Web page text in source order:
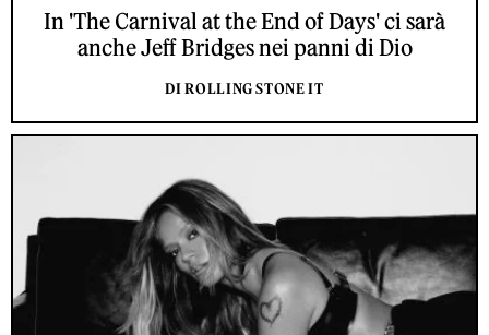
In 'The Carnival at the End of Days' ci sarà
anche Jeff Bridges nei panni di Dio
DI ROLLING STONE IT